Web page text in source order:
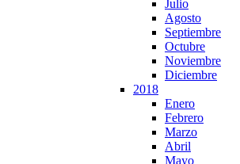
Julio
Agosto
Septiembre
Octubre
Noviembre
Diciembre
2018
Enero
Febrero
Marzo
Abril
Mayo